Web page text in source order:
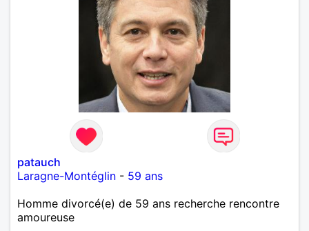
patauch
Laragne-Montéglin - 59 ans
Homme divorcé(e) de 59 ans recherche rencontre
amoureuse